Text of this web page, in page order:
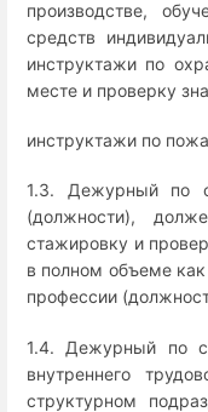
производстве,
средств
инструктажи по
месте и проверку
инструктажи по
1.3. Дежурный по
(должности),
стажировку и
в полном объеме
профессии
1.4. Дежурный по
внутреннего
структурном